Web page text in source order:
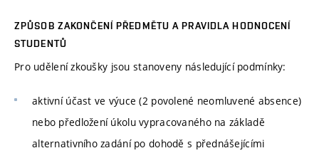
ZPŮSOB ZAKONČENÍ PŘEDMĚTU A PRAVIDLA HODNOCENÍ
STUDENTŮ
Pro udělení zkoušky jsou stanoveny následující podmínky:
aktivní účast ve výuce (2 povolené neomluvené absence)
nebo předložení úkolu vypracovaného na základě
alternativního zadání po dohodě s přednášejícími